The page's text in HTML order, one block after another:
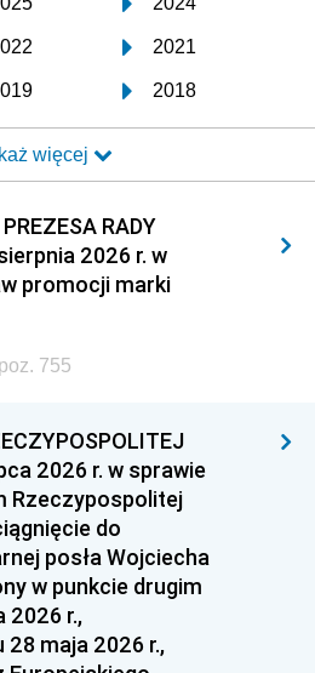
2021
2018
2015
2012
2009
2006
1994
1991
1985
1979
więcej
RADY
2026 r. w
promocji marki
755
2026 r. w sprawie
Rzeczypospolitej
do
posła Wojciecha
w punkcie drugim
2026 r.,
28 maja 2026 r.,